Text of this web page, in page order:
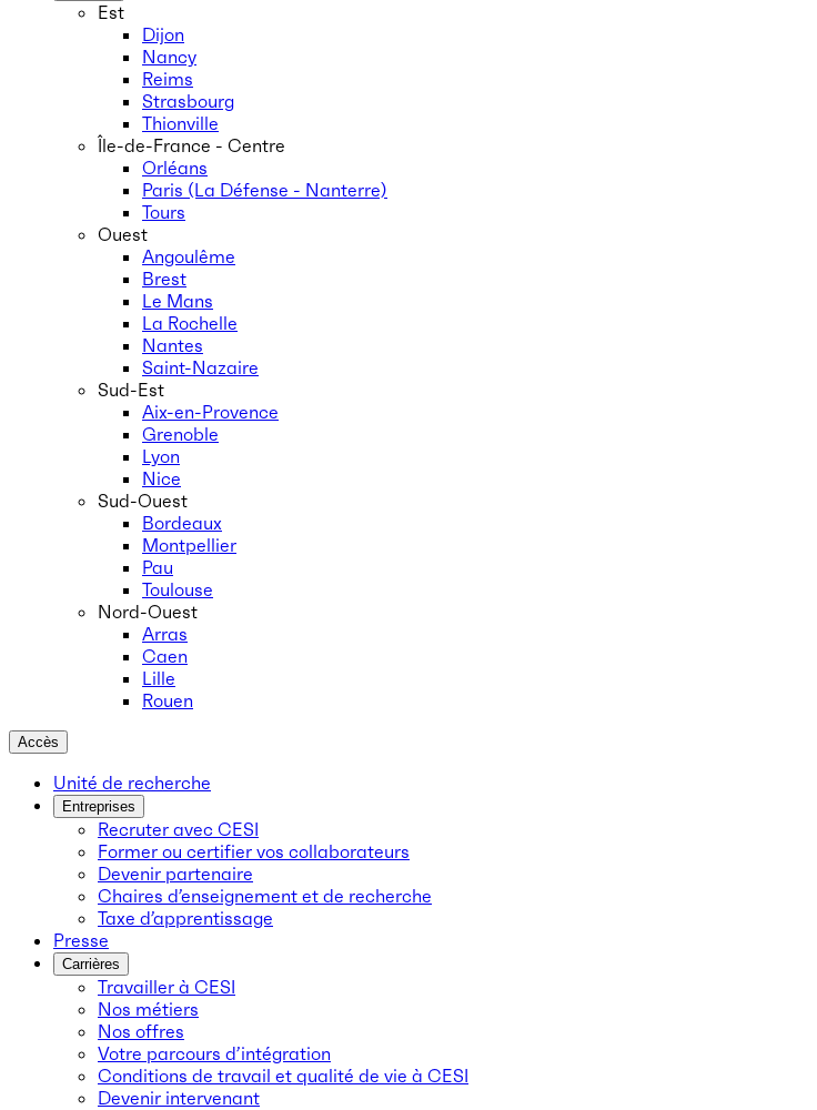
Est
Dijon
Nancy
Reims
Strasbourg
Thionville
Île-de-France - Centre
Orléans
Paris (La Défense - Nanterre)
Tours
Ouest
Angoulême
Brest
Le Mans
La Rochelle
Nantes
Saint-Nazaire
Sud-Est
Aix-en-Provence
Grenoble
Lyon
Nice
Sud-Ouest
Bordeaux
Montpellier
Pau
Toulouse
Nord-Ouest
Arras
Caen
Lille
Rouen
Accès
Unité de recherche
Entreprises
Recruter avec CESI
Former ou certifier vos collaborateurs
Devenir partenaire
Chaires d’enseignement et de recherche
Taxe d’apprentissage
Presse
Carrières
Travailler à CESI
Nos métiers
Nos offres
Votre parcours d’intégration
Conditions de travail et qualité de vie à CESI
Devenir intervenant